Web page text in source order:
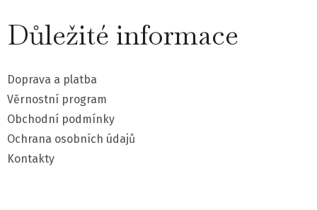
p
a
t
Důležité informace
Doprava a platba
Věrnostní program
Obchodní podmínky
Ochrana osobních údajů
Kontakty